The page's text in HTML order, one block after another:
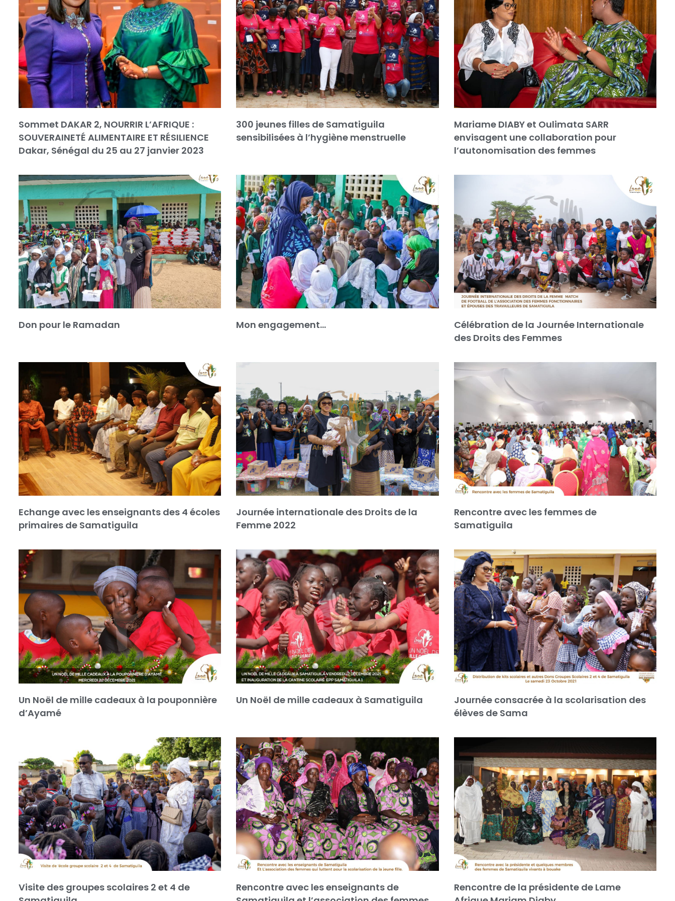
Sommet DAKAR 2, NOURRIR L’AFRIQUE :
SOUVERAINETÉ ALIMENTAIRE ET RÉSILIENCE
Dakar, Sénégal du 25 au 27 janvier 2023
300 jeunes filles de Samatiguila
sensibilisées à l’hygiène menstruelle
Mariame DIABY et Oulimata SARR
envisagent une collaboration pour
l’autonomisation des femmes
Don pour le Ramadan Mon engagement…
Célébration de la Journée Internationale
des Droits des Femmes
Echange avec les enseignants des 4 écoles
primaires de Samatiguila
Journée internationale des Droits de la
Femme 2022
Rencontre avec les femmes de
Samatiguila
Un Noël de mille cadeaux à la pouponnière
d’Ayamé
Un Noël de mille cadeaux à Samatiguila
Journée consacrée à la scolarisation des
élèves de Sama
Visite des groupes scolaires 2 et 4 de
Rencontre avec les enseignants de
Rencontre de la présidente de Lame